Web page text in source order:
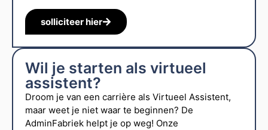
solliciteer hier
Wil je starten als virtueel
assistent?
Droom je van een carrière als Virtueel Assistent,
maar weet je niet waar te beginnen? De
AdminFabriek helpt je op weg! Onze